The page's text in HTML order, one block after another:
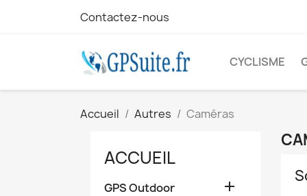
Contactez-nous
CYCLISME
Accueil Autres Caméras
ACCUEIL
GPS Outdoor 